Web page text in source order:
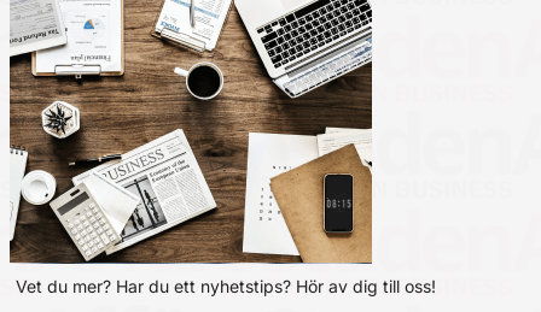
Vet du mer? Har du ett nyhetstips? Hör av dig till oss!